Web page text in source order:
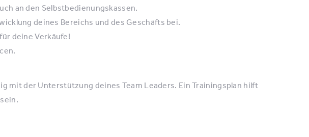
an den Selbstbedienungskassen.
deines Bereichs und des Geschäfts bei.
deine Verkäufe!
mit der Unterstützung deines Team Leaders. Ein Trainingsplan hilft